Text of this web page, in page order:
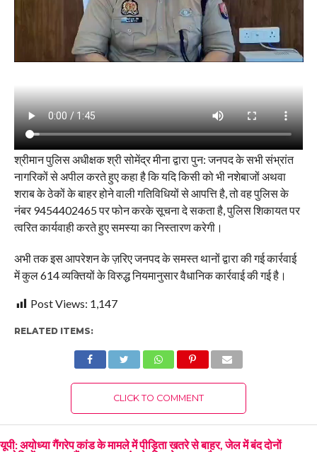
श्रीमान पुलिस अधीक्षक श्री सोमेंद्र मीना द्वारा पुन: जनपद के सभी संभ्रांत
नागरिकों से अपील करते हुए कहा है कि यदि किसी को भी नशेबाजों अथवा
शराब के ठेकों के बाहर होने वाली गतिविधियों से आपत्ति है, तो वह पुलिस के
नंबर 9454402465 पर फोन करके सूचना दे सकता है, पुलिस शिकायत पर
त्वरित कार्यवाही करते हुए समस्या का निस्तारण करेगी।
अभी तक इस आपरेशन के ज़रिए जनपद के समस्त थानों द्वारा की गई कार्रवाई
में कुल 614 व्यक्तियों के विरुद्ध नियमानुसार वैधानिक कार्रवाई की गई है।
Post Views: 1,147
RELATED ITEMS:
CLICK TO COMMENT
यूपी: अयोध्या गैंगरेप कांड के मामले में पीड़िता खतरे से बाहर, जेल में बंद दोनों